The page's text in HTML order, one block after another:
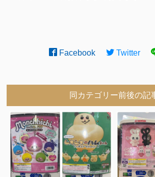
Facebook Twitter
同カテゴリー前後の記